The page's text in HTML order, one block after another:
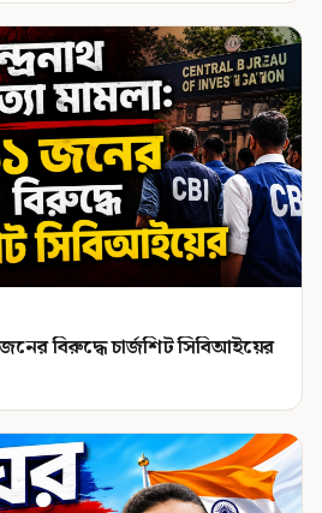
জনের বিরুদ্ধে চার্জশিট সিবিআইয়ের